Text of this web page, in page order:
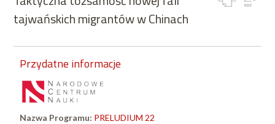
tajwańskich migrantów w Chinach
Przydatne informacje
Nazwa Programu: PRELUDIUM 22